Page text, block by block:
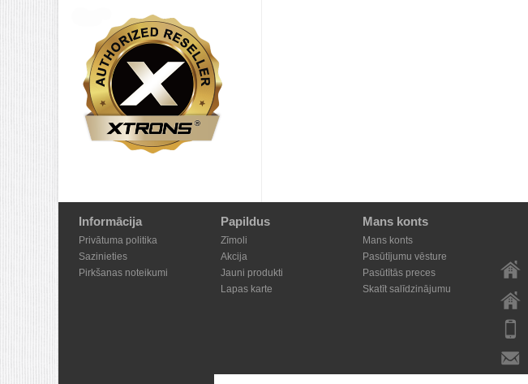
Informācija
Privātuma politika
Sazinieties
Pirkšanas noteikumi
Papildus
Zīmoli
Akcija
Jauni produkti
Lapas karte
Mans konts
Mans konts
Pasūtījumu vēsture
Pasūtītās preces
Skatīt salīdzinājumu